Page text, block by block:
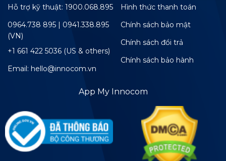
Hỗ trợ kỹ thuật: 1900.068.895
0964.738 895 | 0941.338.895
(VN)
+1 661 422 5036 (US & others)
Email: hello@innocom.vn
Hình thức thanh toán
Chính sách bảo mật
Chính sách đổi trả
Chính sách bảo hành
App My Innocom